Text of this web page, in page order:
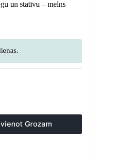
un statīvu – melns
Grozam